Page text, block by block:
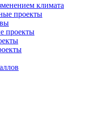
климата
проекты
проекты